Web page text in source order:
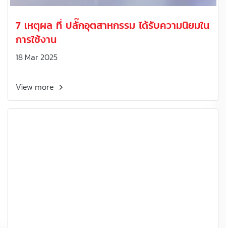
7 เหตุผล ที่ ปลั๊กอุตสาหกรรม ได้รับความนิยมใน
การใช้งาน
18 Mar 2025
View more